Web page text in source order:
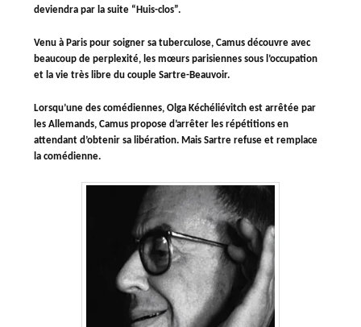
deviendra par la suite “Huis-clos”.
Venu à Paris pour soigner sa tuberculose, Camus découvre avec
beaucoup de perplexité, les mœurs parisiennes sous l’occupation
et la vie très libre du couple Sartre-Beauvoir.
Lorsqu’une des comédiennes, Olga Kéchéliévitch est arrêtée par
les Allemands, Camus propose d’arrêter les répétitions en
attendant d’obtenir sa libération. Mais Sartre refuse et remplace
la comédienne.